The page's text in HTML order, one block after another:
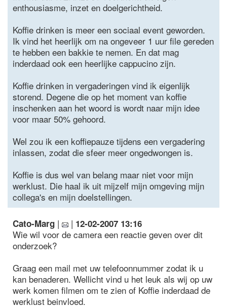
enthousiasme, inzet en doelgerichtheid.
Koffie drinken is meer een sociaal event geworden.
Ik vind het heerlijk om na ongeveer 1 uur file gereden
te hebben een bakkie te nemen. En dat mag
inderdaad ook een heerlijke cappucino zijn.
Koffie drinken in vergaderingen vind ik eigenlijk
storend. Degene die op het moment van koffie
inschenken aan het woord is wordt naar mijn idee
voor maar 50% gehoord.
Wel zou ik een koffiepauze tijdens een vergadering
inlassen, zodat die sfeer meer ongedwongen is.
Koffie is dus wel van belang maar niet voor mijn
werklust. Die haal ik uit mijzelf mijn omgeving mijn
collega's en mijn doelstellingen.
Cato-Marg | | 12-02-2007 13:16
Wie wil voor de camera een reactie geven over dit
onderzoek?
Graag een mail met uw telefoonnummer zodat ik u
kan benaderen. Wellicht vind u het leuk als wij op uw
werk komen filmen om te zien of Koffie inderdaad de
werklust beinvloed.